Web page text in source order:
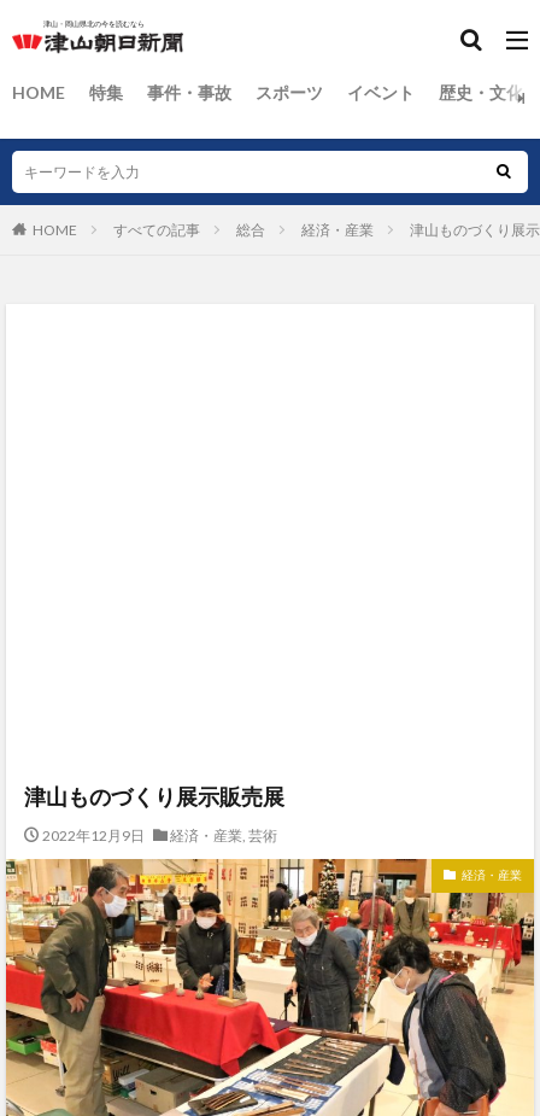
HOME 特集 事件・事故 スポーツ イベント 歴史・文化
HOME すべての記事 総合 経済・産業 津山ものづくり展
津山ものづくり展示販売展
2022年12月9日 経済・産業 芸術
経済・産業